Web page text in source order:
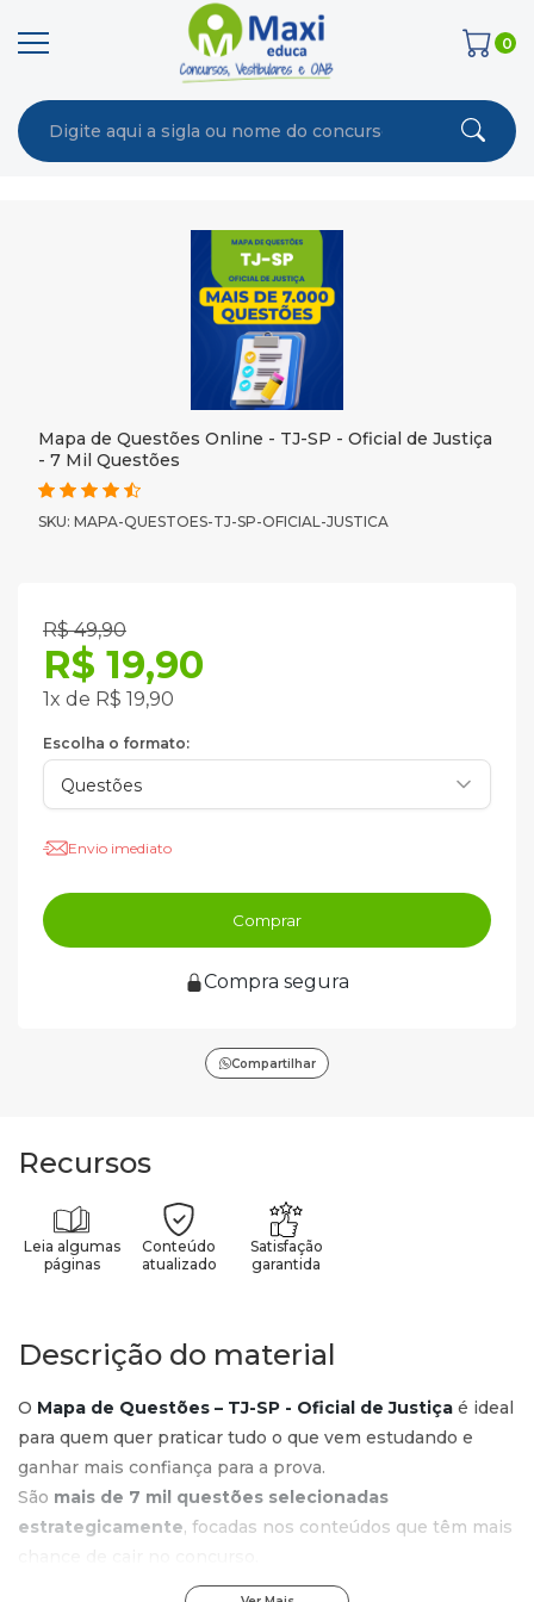
0
Mapa de Questões Online - TJ-SP - Oficial de Justiça
- 7 Mil Questões
SKU: MAPA-QUESTOES-TJ-SP-OFICIAL-JUSTICA
R$ 49,90
R$ 19,90
1x de R$ 19,90
Escolha o formato:
Envio imediato
Comprar
Compra segura
Compartilhar
Recursos
Leia algumas
páginas
Conteúdo
atualizado
Satisfação
garantida
Descrição do material
O Mapa de Questões – TJ-SP - Oficial de Justiça é ideal
para quem quer praticar tudo o que vem estudando e
ganhar mais confiança para a prova.
São mais de 7 mil questões selecionadas
estrategicamente, focadas nos conteúdos que têm mais